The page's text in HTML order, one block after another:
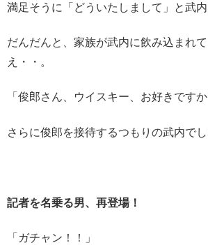
満足そうに「どういたしまして」と武内
だんだんと、家族が武内に飲み込まれ
え・・。
「俊郎さん、ウイスキー、お好きですか
さらに俊郎を接待するつもりの武内でし
記者を名乗る男、再登場！
「ガチャン！！」